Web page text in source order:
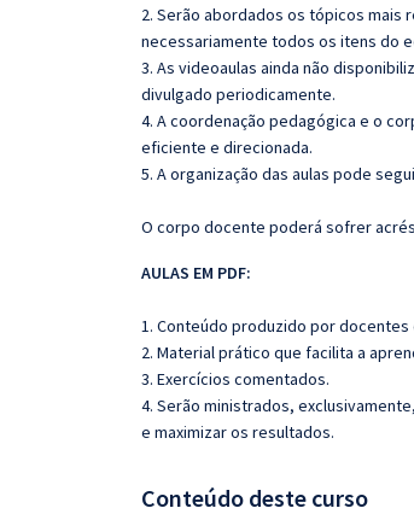
2. Serão abordados os tópicos
necessariamente todos os itens do
3. As videoaulas ainda não
divulgado periodicamente.
4. A coordenação pedagógica e o
eficiente e direcionada.
5. A organização das aulas pode
O corpo docente poderá sofrer
AULAS EM PDF:
1. Conteúdo produzido por
2. Material prático que facilita a
3. Exercícios comentados.
4. Serão ministrados,
e maximizar os resultados.
Conteúdo deste curso